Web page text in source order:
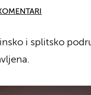
i splitsko